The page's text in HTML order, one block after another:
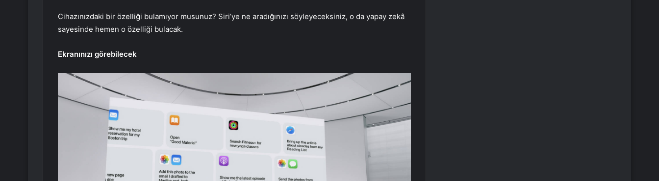
Cihazınızdaki bir özelliği bulamıyor musunuz? Siri’ye ne aradığınızı söyleyeceksiniz, o da yapay zekâ
sayesinde hemen o özelliği bulacak.
Ekranınızı görebilecek